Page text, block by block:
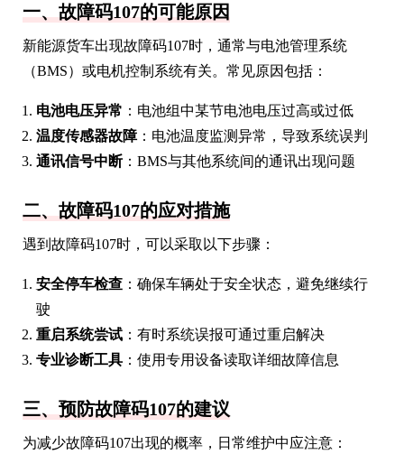
一、故障码107的可能原因
新能源货车出现故障码107时，通常与电池管理系统
（BMS）或电机控制系统有关。常见原因包括：
电池电压异常 ：电池组中某节电池电压过高或过低
温度传感器故障：电池温度监测异常，导致系统误判
通讯信号中断：BMS与其他系统间的通讯出现问题
二、故障码107的应对措施
遇到故障码107时，可以采取以下步骤：
安全停车检查 ：确保车辆处于安全状态，避免继续行
驶
重启系统尝试 ：有时系统误报可通过重启解决
专业诊断工具 ：使用专用设备读取详细故障信息
三、预防故障码107的建议
为减少故障码107出现的概率，日常维护中应注意：